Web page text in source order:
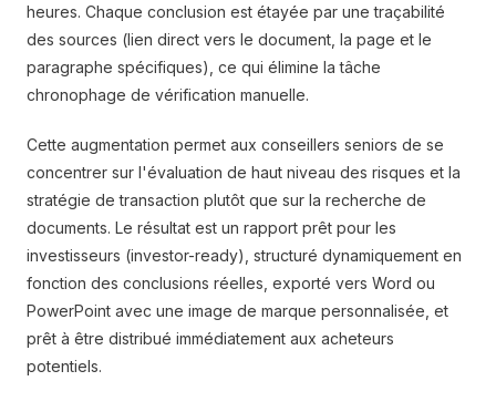
heures. Chaque conclusion est étayée par une traçabilité
des sources (lien direct vers le document, la page et le
paragraphe spécifiques), ce qui élimine la tâche
chronophage de vérification manuelle.
Cette augmentation permet aux conseillers seniors de se
concentrer sur l'évaluation de haut niveau des risques et la
stratégie de transaction plutôt que sur la recherche de
documents. Le résultat est un rapport prêt pour les
investisseurs (investor-ready), structuré dynamiquement en
fonction des conclusions réelles, exporté vers Word ou
PowerPoint avec une image de marque personnalisée, et
prêt à être distribué immédiatement aux acheteurs
potentiels.